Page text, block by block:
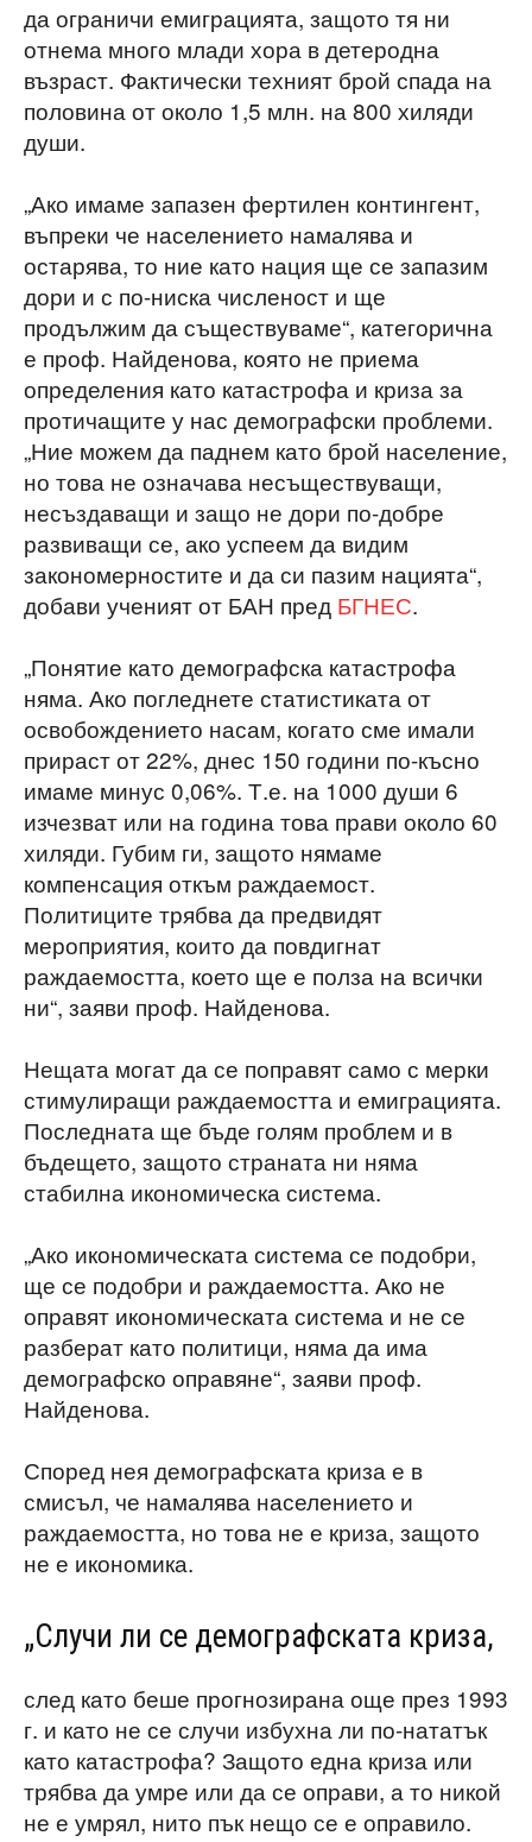
да ограничи емиграцията, защото тя ни
отнема много млади хора в детеродна
възраст. Фактически техният брой спада на
половина от около 1,5 млн. на 800 хиляди
души.
„Ако имаме запазен фертилен контингент,
въпреки че населението намалява и
остарява, то ние като нация ще се запазим
дори и с по-ниска численост и ще
продължим да съществуваме“, категорична
е проф. Найденова, която не приема
определения като катастрофа и криза за
протичащите у нас демографски проблеми.
„Ние можем да паднем като брой население,
но това не означава несъществуващи,
несъздаващи и защо не дори по-добре
развиващи се, ако успеем да видим
закономерностите и да си пазим нацията“,
добави ученият от БАН пред БГНЕС.
„Понятие като демографска катастрофа
няма. Ако погледнете статистиката от
освобождението насам, когато сме имали
прираст от 22%, днес 150 години по-късно
имаме минус 0,06%. Т.е. на 1000 души 6
изчезват или на година това прави около 60
хиляди. Губим ги, защото нямаме
компенсация откъм раждаемост.
Политиците трябва да предвидят
мероприятия, които да повдигнат
раждаемостта, което ще е полза на всички
ни“, заяви проф. Найденова.
Нещата могат да се поправят само с мерки
стимулиращи раждаемостта и емиграцията.
Последната ще бъде голям проблем и в
бъдещето, защото страната ни няма
стабилна икономическа система.
„Ако икономическата система се подобри,
ще се подобри и раждаемостта. Ако не
оправят икономическата система и не се
разберат като политици, няма да има
демографско оправяне“, заяви проф.
Найденова.
Според нея демографската криза е в
смисъл, че намалява населението и
раждаемостта, но това не е криза, защото
не е икономика.
„Случи ли се демографската криза,
след като беше прогнозирана още през 1993
г. и като не се случи избухна ли по-нататък
като катастрофа? Защото една криза или
трябва да умре или да се оправи, а то никой
не е умрял, нито пък нещо се е оправило.